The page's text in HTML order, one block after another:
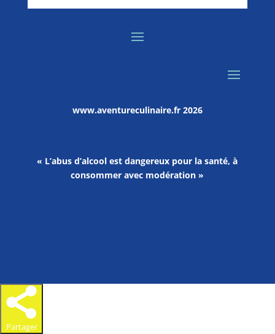
www.aventureculinaire.fr2026
« L’abus d’alcool est dangereux pour la santé, à
consommer avec modération »
Partager